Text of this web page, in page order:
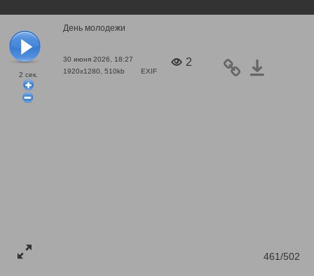
2 сек.
День молодежи
30 июня 2026, 18:27
1920x1280, 510kb
EXIF
2
461/502